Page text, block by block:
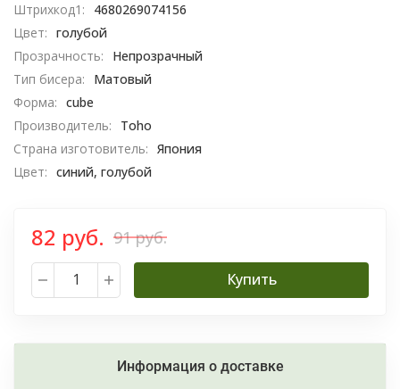
Штрихкод1:
4680269074156
Цвет: голубой
Прозрачность:
Непрозрачный
Тип бисера:
Матовый
Форма: cube
Производитель:
Toho
Страна изготовитель: Япония
Цвет: синий, голубой
82 руб. 91 руб.
Купить
Информация о доставке